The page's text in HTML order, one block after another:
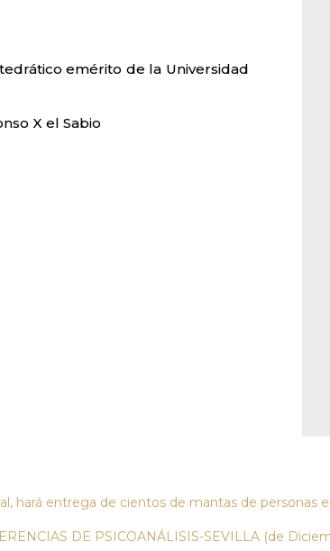
emérito de la Universidad
X el Sabio
hará entrega de cientos de mantas de personas
DE PSICOANÁLISIS-SEVILLA (de